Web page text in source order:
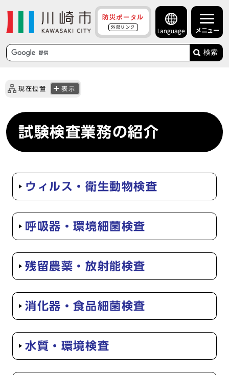
防災ポータル
外部リンク
Language メニュー
検索
現在位置 表示
試験検査業務の紹介
ウィルス・衛生動物検査
呼吸器・環境細菌検査
残留農薬・放射能検査
消化器・食品細菌検査
水質・環境検査